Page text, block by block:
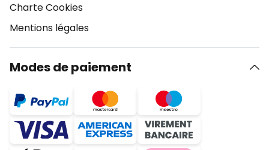
Charte Cookies
Mentions légales
Modes de paiement